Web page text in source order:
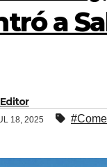
a
Editor
18, 2025